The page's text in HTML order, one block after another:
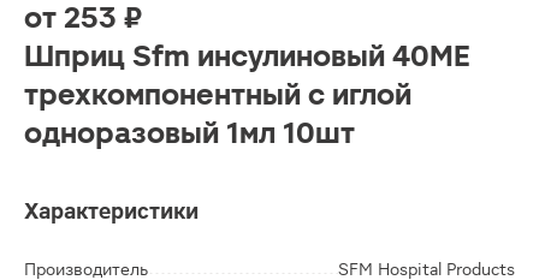
от 253 ₽
Шприц Sfm инсулиновый 40МЕ
трехкомпонентный с иглой
одноразовый 1мл 10шт
Характеристики
Производитель
SFM Hospital Products